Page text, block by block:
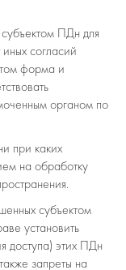
ПДн для
согласий
форма и
органом по
при каких
на обработку
субъектом
установить
доступа) этих ПДн
запреты на